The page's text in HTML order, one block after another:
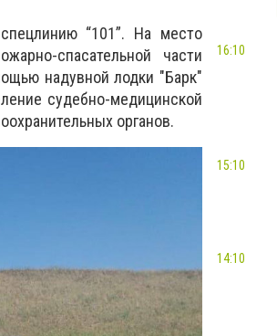
“101”. На место
спасательной части
надувной лодки "Барк"
судебно-медицинской
органов.
16:10
15:10
14:10